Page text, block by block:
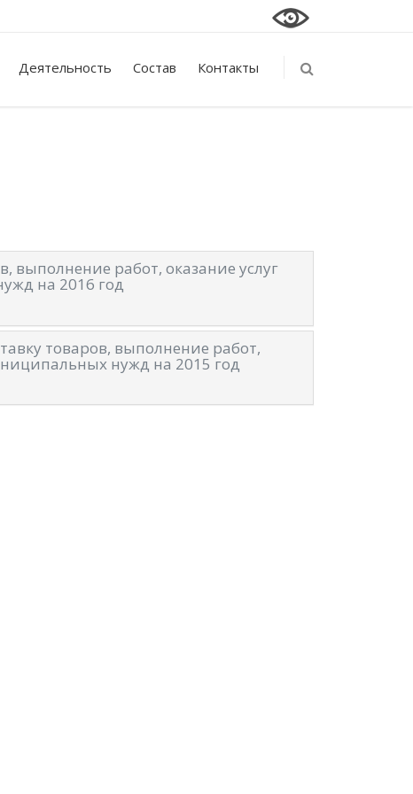
Деятельность Состав Контакты
выполнение работ, оказание услуг
на 2016 год
товаров, выполнение работ,
нужд на 2015 год